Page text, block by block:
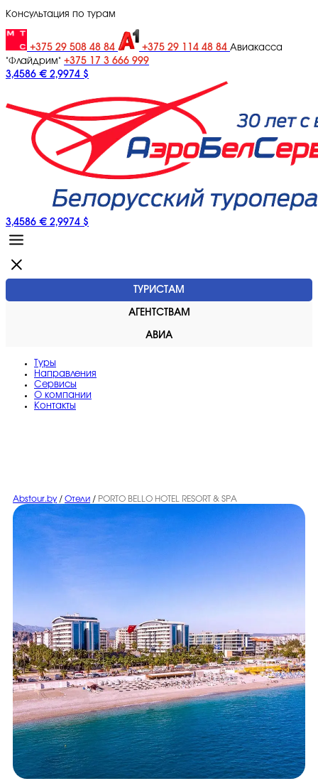
Консультация по турам
+375 29 508 48 84 +375 29 114 48 84 Авиакасса
"Флайдрим" +375 17 3 666 999
3,4586 € 2,9974 $
3,4586 € 2,9974 $
ТУРИСТАМ
АГЕНТСТВАМ
АВИА
Туры
Направления
Сервисы
O компании
Контакты
Abstour.by / Отели / PORTO BELLO HOTEL RESORT & SPA